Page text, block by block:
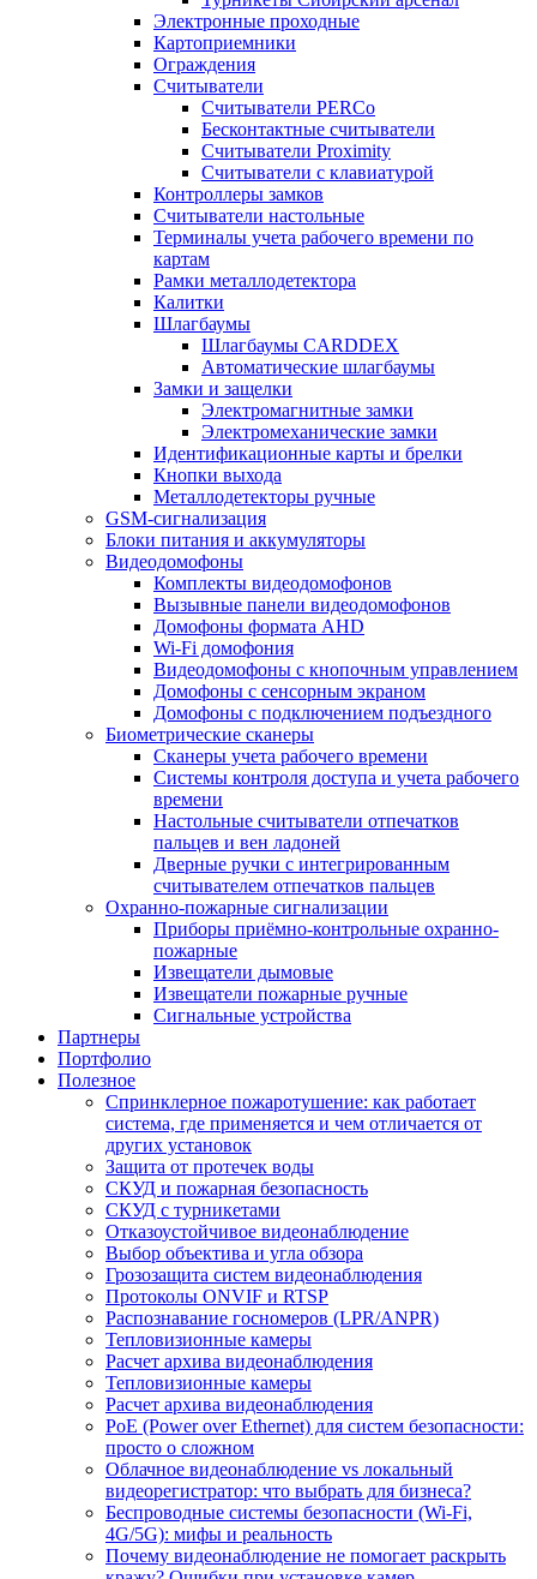
Электронные проходные
Картоприемники
Ограждения
Считыватели
Считыватели PERCo
Бесконтактные считыватели
Считыватели Proximity
Считыватели с клавиатурой
Контроллеры замков
Считыватели настольные
Терминалы учета рабочего времени по
картам
Рамки металлодетектора
Калитки
Шлагбаумы
Шлагбаумы CARDDEX
Автоматические шлагбаумы
Замки и защелки
Электромагнитные замки
Электромеханические замки
Идентификационные карты и брелки
Кнопки выхода
Металлодетекторы ручные
GSM-сигнализация
Блоки питания и аккумуляторы
Видеодомофоны
Комплекты видеодомофонов
Вызывные панели видеодомофонов
Домофоны формата AHD
Wi-Fi домофония
Видеодомофоны с кнопочным управлением
Домофоны с сенсорным экраном
Домофоны с подключением подъездного
Биометрические сканеры
Сканеры учета рабочего времени
Системы контроля доступа и учета рабочего
времени
Настольные считыватели отпечатков
пальцев и вен ладоней
Дверные ручки с интегрированным
считывателем отпечатков пальцев
Охранно-пожарные сигнализации
Приборы приёмно-контрольные охранно-
пожарные
Извещатели дымовые
Извещатели пожарные ручные
Сигнальные устройства
Партнеры
Портфолио
Полезное
Спринклерное пожаротушение: как работает
система, где применяется и чем отличается от
других установок
Защита от протечек воды
СКУД и пожарная безопасность
СКУД с турникетами
Отказоустойчивое видеонаблюдение
Выбор объектива и угла обзора
Грозозащита систем видеонаблюдения
Протоколы ONVIF и RTSP
Распознавание госномеров (LPR/ANPR)
Тепловизионные камеры
Расчет архива видеонаблюдения
Тепловизионные камеры
Расчет архива видеонаблюдения
PoE (Power over Ethernet) для систем безопасности:
просто о сложном
Облачное видеонаблюдение vs локальный
видеорегистратор: что выбрать для бизнеса?
Беспроводные системы безопасности (Wi-Fi,
4G/5G): мифы и реальность
Почему видеонаблюдение не помогает раскрыть